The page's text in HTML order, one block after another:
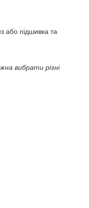
або підшивка та
вибрати різні